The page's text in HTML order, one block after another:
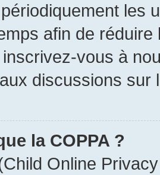
les
afin de
vous à
discussions sur
la COPPA ?
Online